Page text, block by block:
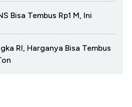
Bisa Tembus Rp1 M, Ini
RI, Harganya Bisa Tembus